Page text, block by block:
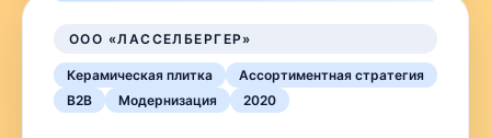
ООО «ЛАССЕЛБЕРГЕР»
Керамическая плитка
Ассортиментная стратегия
B2B
Модернизация 2020